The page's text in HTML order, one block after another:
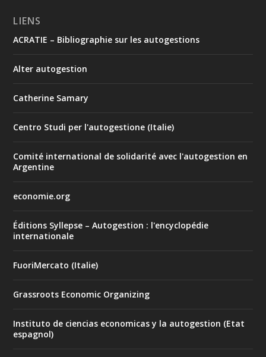
LIENS
ACRATIE – Bibliographie sur les autogestions
Alter autogestion
Catherine Samary
Centro Studi per l'autogestione (Italie)
Comité international de solidarité avec l'autogestion en
Argentine
economie.org
Éditions Syllepse – Autogestion : l'encyclopédie
internationale
FuoriMercato (Italie)
Grassroots Economic Organizing
Instituto de ciencias economicas y la autogestion (Etat
espagnol)